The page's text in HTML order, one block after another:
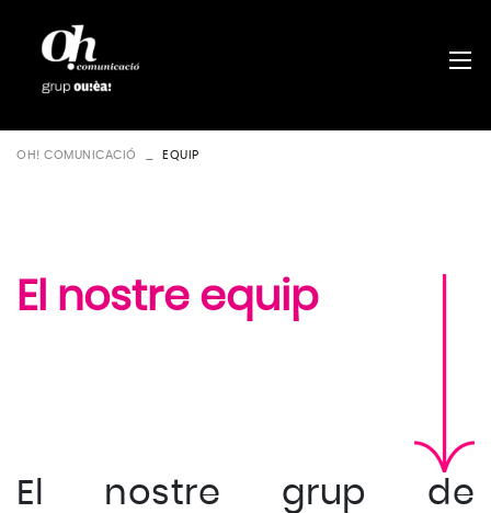
OH! COMUNICACIÓ EQUIP
El nostre equip
El nostre grup de